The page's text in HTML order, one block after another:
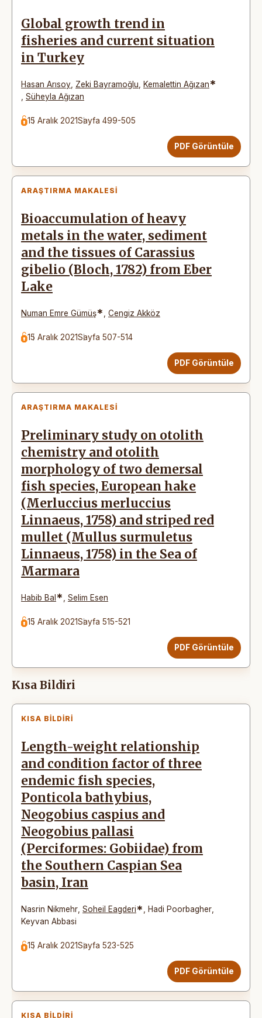
Global growth trend in
fisheries and current situation
in Turkey
Hasan Arısoy Zeki Bayramoğlu Kemalettin Ağızan*
Süheyla Ağızan
15 Aralık 2021Sayfa 499-505
PDF Görüntüle
ARAŞTIRMA MAKALESI
Bioaccumulation of heavy
metals in the water, sediment
and the tissues of Carassius
gibelio (Bloch, 1782) from Eber
Lake
Numan Emre Gümüş* Cengiz Akköz
15 Aralık 2021Sayfa 507-514
PDF Görüntüle
ARAŞTIRMA MAKALESI
Preliminary study on otolith
chemistry and otolith
morphology of two demersal
fish species, European hake
(Merluccius merluccius
Linnaeus, 1758) and striped red
mullet (Mullus surmuletus
Linnaeus, 1758) in the Sea of
Marmara
Habib Bal * Selim Esen
15 Aralık 2021Sayfa 515-521
PDF Görüntüle
Kısa Bildiri
KISA BILDIRI
Length-weight relationship
and condition factor of three
endemic fish species,
Ponticola bathybius,
Neogobius caspius and
Neogobius pallasi
(Perciformes: Gobiidae) from
the Southern Caspian Sea
basin, Iran
Nasrin Nikmehr Soheil Eagderi* Hadi Poorbagher
Keyvan Abbasi
15 Aralık 2021Sayfa 523-525
PDF Görüntüle
KISA BILDIRI